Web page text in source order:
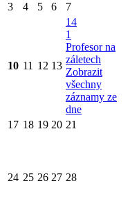
3
4 5 6 7
10 11 12 13
14
1
Profesor na
záletech
Zobrazit
všechny
záznamy ze
dne
17 18 19 20 21
24 25 26 27 28